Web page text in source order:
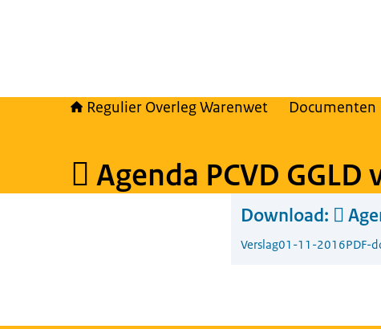
Regulier Overleg Warenwet Documenten
 Agenda PCVD
Download: 
Verslag01-11-2016PDF-